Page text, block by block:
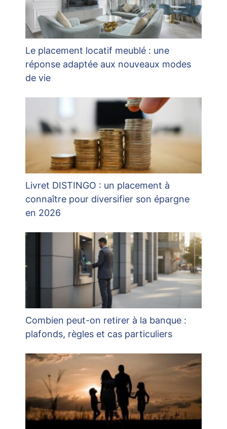
Le placement locatif meublé : une
réponse adaptée aux nouveaux modes
de vie
Livret DISTINGO : un placement à
connaître pour diversifier son épargne
en 2026
Combien peut-on retirer à la banque :
plafonds, règles et cas particuliers